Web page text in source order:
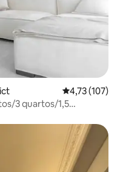
4,73 de uma
4,73 (107)
3 quartos/1,5
atualizado